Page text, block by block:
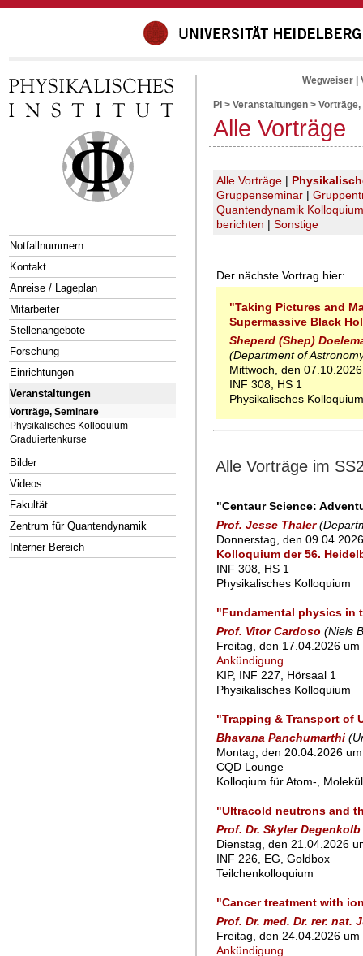
Notfallnummern
Kontakt
Anreise / Lageplan
Mitarbeiter
Stellenangebote
Forschung
Einrichtungen
Veranstaltungen
Vorträge, Seminare
Physikalisches Kolloquium
Graduiertenkurse
Bilder
Videos
Fakultät
Zentrum für Quantendynamik
Interner Bereich
Wegweiser
PI > Veranstaltungen > Vorträge,
Alle Vorträge
Alle Vorträge |
Gruppenseminar |
Quantendynamik Kolloquium
berichten | Sonstige
Der nächste Vortrag hier:
"Taking Pictures and
Supermassive Black
Sheperd (Shep)
(Department of
Mittwoch, den
INF 308, HS 1
Physikalisches Kolloquium
Alle Vorträge im
"Centaur Science:
Prof. Jesse Thaler
Donnerstag, den
Kolloquium der 56.
INF 308, HS 1
Physikalisches Kolloquium
"Fundamental physics in
Prof. Vitor Cardoso (Niels
Freitag, den 17.04.2026
Ankündigung
KIP, INF 227, Hörsaal 1
Physikalisches Kolloquium
"Trapping & Transport of
Bhavana Panchumarthi
Montag, den 20.04.2026
CQD Lounge
Kolloqium für Atom-,
"Ultracold neutrons and
Prof. Dr. Skyler Degenkolb
Dienstag, den 21.04.2026
INF 226, EG, Goldbox
Teilchenkolloquium
"Cancer treatment with
Prof. Dr. med. Dr. rer. nat.
Freitag, den 24.04.2026
Ankündigung